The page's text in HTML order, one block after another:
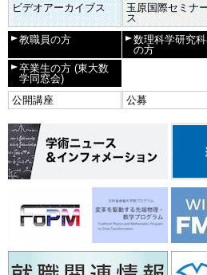
ビデオアーカイブス
玉原国際セミナ
ス
教職員の方
数理科学研究
の方
卒業生の方 (東大数
学同窓会)
公開講座
公募